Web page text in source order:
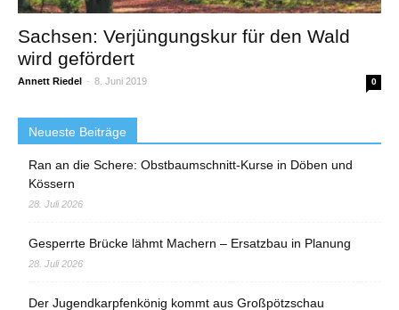
Sachsen: Verjüngungskur für den Wald
wird gefördert
Annett Riedel - 8. Juni 2019 0
Neueste Beiträge
Ran an die Schere: Obstbaumschnitt-Kurse in Döben und
Kössern
28. Juli 2026
Gesperrte Brücke lähmt Machern – Ersatzbau in Planung
28. Juli 2026
Der Jugendkarpfenkönig kommt aus Großpötzschau